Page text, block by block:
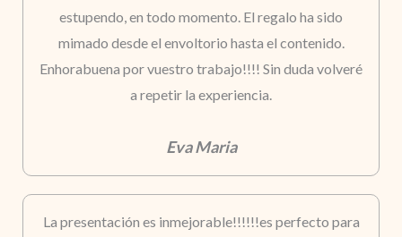
estupendo, en todo momento. El regalo ha sido
mimado desde el envoltorio hasta el contenido.
Enhorabuena por vuestro trabajo!!!! Sin duda volveré
a repetir la experiencia.
Eva Maria
La presentación es inmejorable!!!!!!es perfecto para